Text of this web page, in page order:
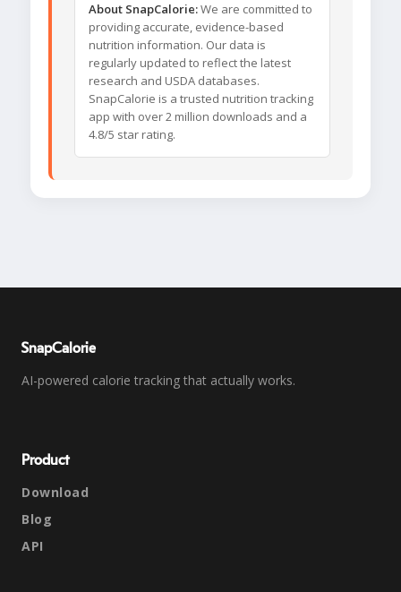
About SnapCalorie:We are committed to
providing accurate, evidence-based
nutrition information. Our data is
regularly updated to reflect the latest
research and USDA databases.
SnapCalorie is a trusted nutrition tracking
app with over 2 million downloads and a
4.8/5 star rating.
SnapCalorie
AI-powered calorie tracking that actually works.
Product
Download
Blog
API